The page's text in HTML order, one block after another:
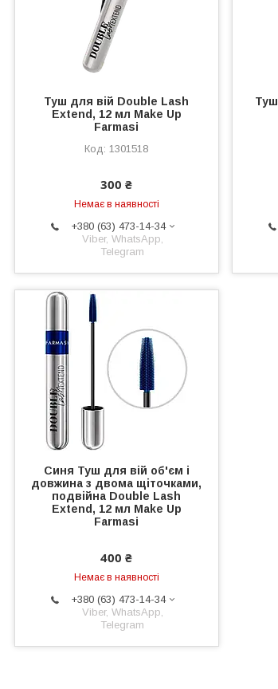
Туш для вій Double Lash
Extend, 12 мл Make Up
Farmasi
1301518
300 ₴
Немає в наявності
+380 (63) 473-14-34
Viber, WhatsApp,
Telegram
Синя Туш для вій об'єм і
довжина з двома щіточками,
подвійна Double Lash
Extend, 12 мл Make Up
Farmasi
400 ₴
Немає в наявності
+380 (63) 473-14-34
Viber, WhatsApp,
Telegram